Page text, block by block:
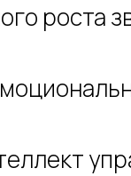
роста